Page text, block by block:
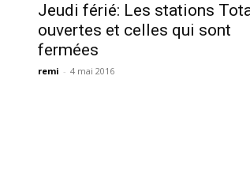
Jeudi férié: Les stations
ouvertes et celles qui sont
fermées
remi - 4 mai 2016